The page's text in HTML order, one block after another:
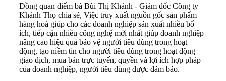
Đồng quan điểm bà Bùi Thị Khánh - Giám đốc Công ty
Khánh Thọ chia sẻ, Việc truy xuất nguồn gốc sản phẩm
hàng hoá giúp cho các doanh nghiệp sản xuất nhiều bổ
ích, tiếp cận nhiều công nghệ mới nhất giúp doanh nghiệp
nâng cao hiệu quả bảo vệ người tiêu dùng trong hoạt
động, tạo niềm tin cho người tiêu dùng trong hoạt động
giao dịch, mua bán trực tuyến, quyền và lợi ích hợp pháp
của doanh nghiệp, người tiêu dùng được đảm bảo.